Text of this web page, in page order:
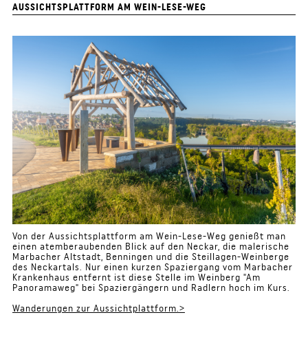
AUSSICHTSPLATTFORM AM WEIN-LESE-WEG
Von der Aussichtsplattform am Wein-Lese-Weg genießt man
einen atemberaubenden Blick auf den Neckar, die malerische
Marbacher Altstadt, Benningen und die Steillagen-Weinberge
des Neckartals. Nur einen kurzen Spaziergang vom Marbacher
Krankenhaus entfernt ist diese Stelle im Weinberg "Am
Panoramaweg" bei Spaziergängern und Radlern hoch im Kurs.
Wanderungen zur Aussichtplattform.>